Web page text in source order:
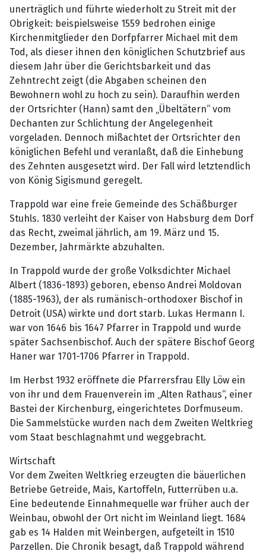
unerträglich und führte wiederholt zu Streit mit der
Obrigkeit: beispielsweise 1559 bedrohen einige
Kirchenmitglieder den Dorfpfarrer Michael mit dem
Tod, als dieser ihnen den königlichen Schutzbrief aus
diesem Jahr über die Gerichtsbarkeit und das
Zehntrecht zeigt (die Abgaben scheinen den
Bewohnern wohl zu hoch zu sein). Daraufhin werden
der Ortsrichter (Hann) samt den „Übeltätern“ vom
Dechanten zur Schlichtung der Angelegenheit
vorgeladen. Dennoch mißachtet der Ortsrichter den
königlichen Befehl und veranlaßt, daß die Einhebung
des Zehnten ausgesetzt wird. Der Fall wird letztendlich
von König Sigismund geregelt.
Trappold war eine freie Gemeinde des Schäßburger
Stuhls. 1830 verleiht der Kaiser von Habsburg dem Dorf
das Recht, zweimal jährlich, am 19. März und 15.
Dezember, Jahrmärkte abzuhalten.
In Trappold wurde der große Volksdichter Michael
Albert (1836-1893) geboren, ebenso Andrei Moldovan
(1885-1963), der als rumänisch-orthodoxer Bischof in
Detroit (USA) wirkte und dort starb. Lukas Hermann I.
war von 1646 bis 1647 Pfarrer in Trappold und wurde
später Sachsenbischof. Auch der spätere Bischof Georg
Haner war 1701-1706 Pfarrer in Trappold.
Im Herbst 1932 eröffnete die Pfarrersfrau Elly Löw ein
von ihr und dem Frauenverein im „Alten Rathaus“, einer
Bastei der Kirchenburg, eingerichtetes Dorfmuseum.
Die Sammelstücke wurden nach dem Zweiten Weltkrieg
vom Staat beschlagnahmt und weggebracht.
Wirtschaft
Vor dem Zweiten Weltkrieg erzeugten die bäuerlichen
Betriebe Getreide, Mais, Kartoffeln, Futterrüben u.a.
Eine bedeutende Einnahmequelle war früher auch der
Weinbau, obwohl der Ort nicht im Weinland liegt. 1684
gab es 14 Halden mit Weinbergen, aufgeteilt in 1510
Parzellen. Die Chronik besagt, daß Trappold während